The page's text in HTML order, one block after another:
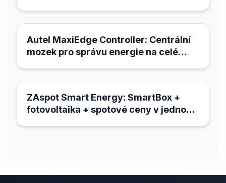
21. března 2026
Autel MaxiEdge Controller: Centrální
mozek pro správu energie na celé
18. března 2026
ZAspot Smart Energy: SmartBox +
fotovoltaika + spotové ceny v jednom